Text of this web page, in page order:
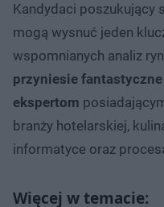
Kandydaci poszukujący
mogą wysnuć jeden
wspomnianych analiz
przyniesie
ekspertom
branży hotelarskiej,
informatyce oraz